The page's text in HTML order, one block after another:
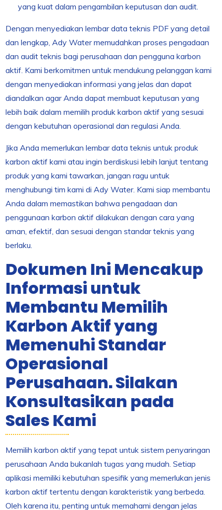
yang kuat dalam pengambilan keputusan dan audit.
Dengan menyediakan lembar data teknis PDF yang detail
dan lengkap, Ady Water memudahkan proses pengadaan
dan audit teknis bagi perusahaan dan pengguna karbon
aktif. Kami berkomitmen untuk mendukung pelanggan kami
dengan menyediakan informasi yang jelas dan dapat
diandalkan agar Anda dapat membuat keputusan yang
lebih baik dalam memilih produk karbon aktif yang sesuai
dengan kebutuhan operasional dan regulasi Anda.
Jika Anda memerlukan lembar data teknis untuk produk
karbon aktif kami atau ingin berdiskusi lebih lanjut tentang
produk yang kami tawarkan, jangan ragu untuk
menghubungi tim kami di Ady Water. Kami siap membantu
Anda dalam memastikan bahwa pengadaan dan
penggunaan karbon aktif dilakukan dengan cara yang
aman, efektif, dan sesuai dengan standar teknis yang
berlaku.
Dokumen Ini Mencakup
Informasi untuk
Membantu Memilih
Karbon Aktif yang
Memenuhi Standar
Operasional
Perusahaan. Silakan
Konsultasikan pada
Sales Kami
Memilih karbon aktif yang tepat untuk sistem penyaringan
perusahaan Anda bukanlah tugas yang mudah. Setiap
aplikasi memiliki kebutuhan spesifik yang memerlukan jenis
karbon aktif tertentu dengan karakteristik yang berbeda.
Oleh karena itu, penting untuk memahami dengan jelas